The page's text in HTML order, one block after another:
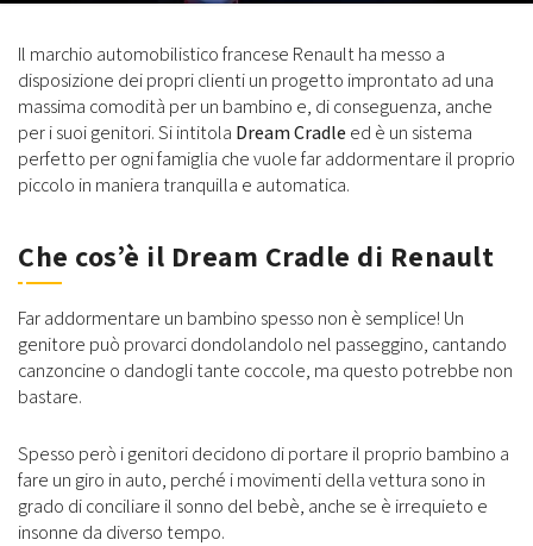
Il marchio automobilistico francese Renault ha messo a
disposizione dei propri clienti un progetto improntato ad una
massima comodità per un bambino e, di conseguenza, anche
per i suoi genitori. Si intitola Dream Cradleed è un sistema
perfetto per ogni famiglia che vuole far addormentare il proprio
piccolo in maniera tranquilla e automatica.
Che cos’è il Dream Cradle di Renault
Far addormentare un bambino spesso non è semplice! Un
genitore può provarci dondolandolo nel passeggino, cantando
canzoncine o dandogli tante coccole, ma questo potrebbe non
bastare.
Spesso però i genitori decidono di portare il proprio bambino a
fare un giro in auto, perché i movimenti della vettura sono in
grado di conciliare il sonno del bebè, anche se è irrequieto e
insonne da diverso tempo.